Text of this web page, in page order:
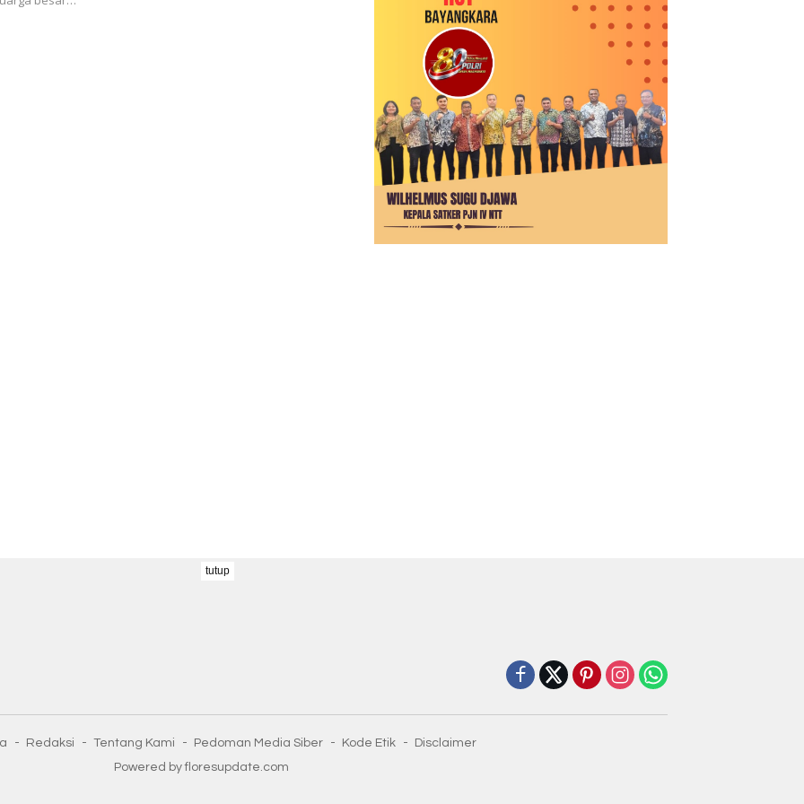
Redaksi Tentang Kami Pedoman Media Siber Kode Etik
Disclaimer
Powered by floresupdate.com
tutup